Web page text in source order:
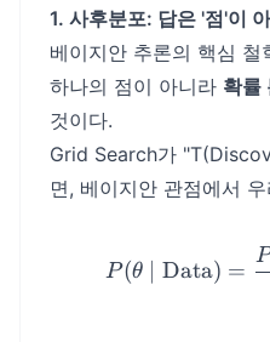
1. 사후분포: 답은 '점'이
베이지안 추론의 핵심 철
하나의 점이 아니라 확
것이다.
Grid Search가
면, 베이지안 관점에서
P(θ Data) =
P